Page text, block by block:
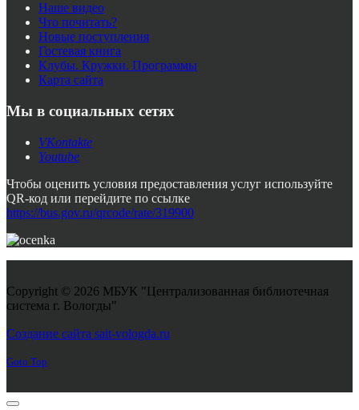
Наше видео
Что почитать?
Новые поступления
Гостевая книга
Клубы. Кружки. Программы
Карта сайта
Мы в социальных сетях
VKontakte
Youtube
Чтобы оценить условия предоставления услуг используйте
QR-код или перейдите по ссылке
https://bus.gov.ru/qrcode/rate/319900
Copyright © 2026 МБУК "Централизованная библиотечная
система г. Вологды"
Создание сайта sait-vologda.ru
Goto Top